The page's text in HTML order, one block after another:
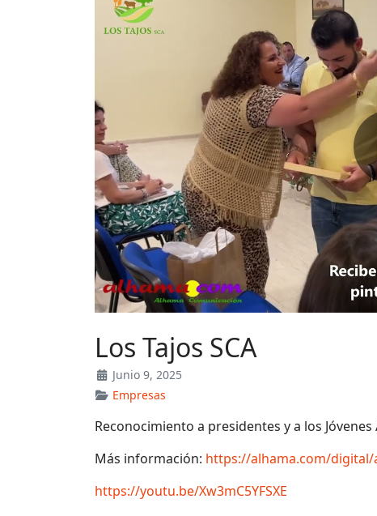
Los Tajos SCA
Junio 9, 2025
Empresas
Reconocimiento a presidentes y a los
Más información: https://alhama.com/digital/
https://youtu.be/Xw3mC5YFSXE